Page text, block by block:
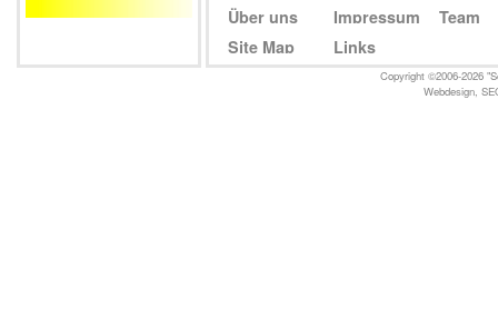
Über uns Impressum
Team
Site Map
Links
Copyright ©2006-2026
Webdesign,